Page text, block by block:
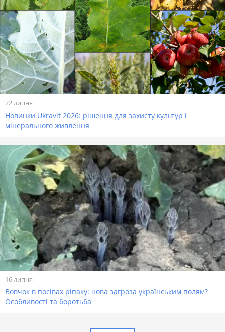
22 липня
Новинки Ukravit 2026: рішення для захисту культур і
мінерального живлення
16 липня
Вовчок в посівах ріпаку: нова загроза українським полям?
Особливості та боротьба